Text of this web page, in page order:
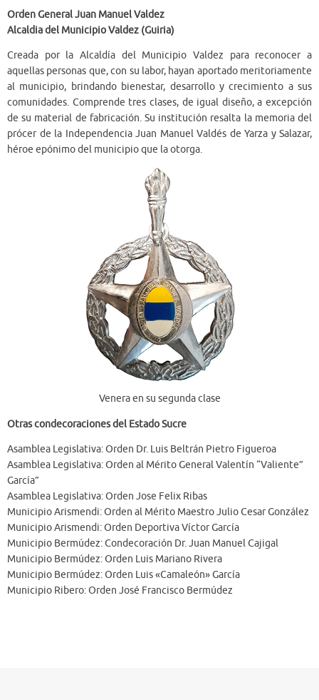
Orden General Juan Manuel Valdez
Alcaldia del Municipio Valdez (Guiria)
Creada por la Alcaldía del Municipio Valdez para reconocer a
aquellas personas que, con su labor, hayan aportado meritoriamente
al municipio, brindando bienestar, desarrollo y crecimiento a sus
comunidades. Comprende tres clases, de igual diseño, a excepción
de su material de fabricación. Su institución resalta la memoria del
prócer de la Independencia Juan Manuel Valdés de Yarza y Salazar,
héroe epónimo del municipio que la otorga.
Venera en su segunda clase
Otras condecoraciones del Estado Sucre
Asamblea Legislativa: Orden Dr. Luis Beltrán Pietro Figueroa
Asamblea Legislativa: Orden al Mérito General Valentín “Valiente”
García”
Asamblea Legislativa: Orden Jose Felix Ribas
Municipio Arismendi: Orden al Mérito Maestro Julio Cesar González
Municipio Arismendi: Orden Deportiva Víctor García
Municipio Bermúdez: Condecoración Dr. Juan Manuel Cajigal
Municipio Bermúdez: Orden Luis Mariano Rivera
Municipio Bermúdez: Orden Luis «Camaleón» García
Municipio Ribero: Orden José Francisco Bermúdez